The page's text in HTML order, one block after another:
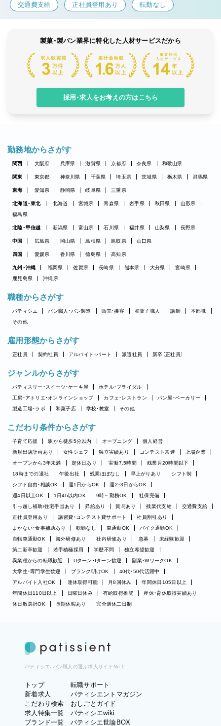
交通費支給 正社員登用あり 転勤なし
製菓・製パン業界に特化した人材サービスだから
採用・求人をお考えの方はこちら
勤務地からさがす
関西 大阪府 兵庫県 滋賀県 京都府 奈良県 和歌山県
関東 東京都 神奈川県 千葉県 埼玉県 茨城県 栃木県 群馬県
東海 愛知県 静岡県 岐阜県 三重県
北海道・東北 北海道 宮城県 青森県 岩手県 秋田県
山形県
福島県
北陸・甲信越 新潟県 富山県 石川県 福井県 山梨県 長野県
中国 広島県 岡山県 島根県 鳥取県 山口県
四国 愛媛県 香川県 徳島県 高知県
九州・沖縄 福岡県 佐賀県 長崎県 熊本県 大分県
宮崎県
鹿児島県
沖縄県
職種からさがす
パティシエ パン職人・パン製造 販売・接客 和菓子職人 講師
本部職
その他
雇用形態からさがす
正社員 契約社員 アルバイト・パート 派遣社員 新卒（正社員）
ジャンルからさがす
パティスリー・スイーツ・ケーキ屋
ホテル・ブライダル
工房・アトリエ・オンラインショップ
カフェ・レストラン
パン屋・ベーカリー
製造工場・ラボ
和菓子店 学校・教室 その他
こだわり条件からさがす
子育て応援 駅から徒歩5分以内 オープニング
個人経営
新規出店計画あり
女性シェフ 独立実績あり コンテスト常連
上場企業
オープンから3年未満
定休日あり 実働7.5時間
残業月20時間以下
18時までの退社
午後出社 残業ほぼなし 早上がりあり
シフト制
シフト自由・相談OK
週1日からOK
週2・3日からOK
週4日以上OK
1日4h以内OK 9時～勤務OK
社保完備
引っ越し補助/住宅手当あり
昇給あり 賞与あり 残業代支給
交通費支給
正社員登用あり
講習費・コンテスト費サポート
社員割引あり
まかない・食事補助あり
転勤なし 車通勤OK
バイク通勤OK
自転車通勤OK
海外研修あり 社内研修あり 急募
未経験歓迎
第二新卒歓迎
若手積極採用 学歴不問
独立希望歓迎
異業種からの転職歓迎
Uターン・Iターン歓迎
副業・WワークOK
大学生・専門学生歓迎
ブランク明けOK
40代・50代活躍中
アルバイト入社OK
連休取得可能 月8回休み
年間休日105日以上
年間休日110日以上
日曜日休み 有給取得推奨
産休・育休取得実績あり
休日数選択OK
長期休暇あり 完全週休二日制
パティシエ、パン職人の選ぶ求人サイトNo.1
トップ
新着求人
こだわり検索
求人特集一覧
ブランド一覧
転職サポート
パティシエントマガジン
おしごとガイド
パティシエwiki
パティシエ世論BOX